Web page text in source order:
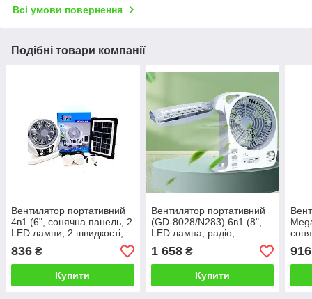
Всі умови повернення
Подібні товари компанії
Вентилятор портативний
4в1 (6", сонячна панель, 2
LED лампи, 2 швидкості,
6Вт, USB, 3.2V/4000 мАг)
836 ₴
Купити
Вентилятор портативний
(GD-8028/N283) 6в1 (8",
LED лампа, радіо,
сонячна панель, 2
швидкості, 10Вт, Bluetooth,
USB, 3.2V/5500 мАг)
1 658₴
Купити
916